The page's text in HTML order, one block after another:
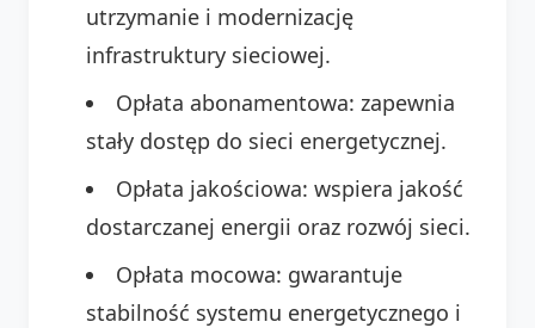
utrzymanie i modernizację
infrastruktury sieciowej.
Opłata abonamentowa: zapewnia
stały dostęp do sieci energetycznej.
Opłata jakościowa: wspiera jakość
dostarczanej energii oraz rozwój sieci.
Opłata mocowa: gwarantuje
stabilność systemu energetycznego i